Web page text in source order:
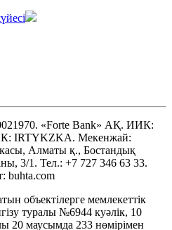
«Forte Bank» АҚ. ИИК:
IRTYKZKA. Мекенжай:
Алматы қ., Бостандық
3/1. Тел.: +7 727 346 63 33.
buhta.com
объектілерге мемлекеттік
туралы №6944 куәлік, 10
20 маусымда 233 нөмірімен